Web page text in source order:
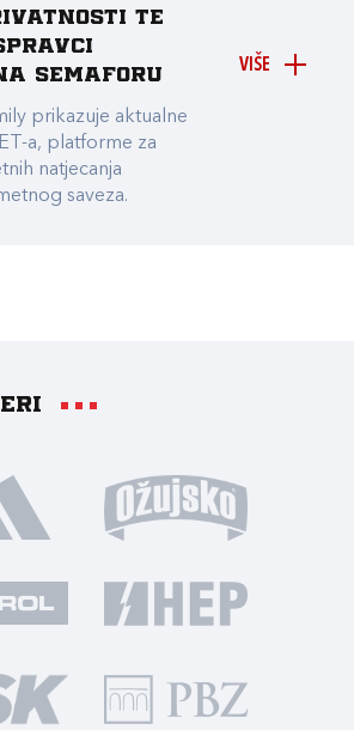
VIŠE
te
Semaforu
prikazuje aktualne
a, platforme za
natjecanja
saveza.